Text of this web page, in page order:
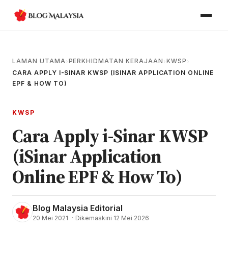
LAMAN UTAMA› PERKHIDMATAN KERAJAAN › KWSP ›
CARA APPLY I-SINAR KWSP (ISINAR APPLICATION ONLINE
EPF & HOW TO)
KWSP
Cara Apply i-Sinar KWSP
(iSinar Application
Online EPF & How To)
Blog Malaysia Editorial
20 Mei 2021 · Dikemaskini 12 Mei 2026